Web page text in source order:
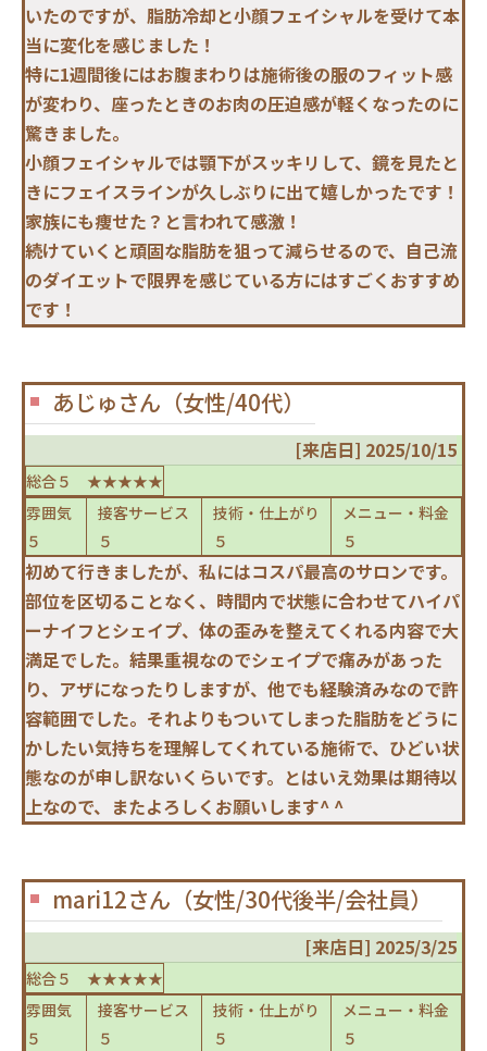
いたのですが、脂肪冷却と小顔フェイシャルを受けて本
当に変化を感じました！
特に1週間後にはお腹まわりは施術後の服のフィット感
が変わり、座ったときのお肉の圧迫感が軽くなったのに
驚きました。
小顔フェイシャルでは顎下がスッキリして、鏡を見たと
きにフェイスラインが久しぶりに出て嬉しかったです！
家族にも痩せた？と言われて感激！
続けていくと頑固な脂肪を狙って減らせるので、自己流
のダイエットで限界を感じている方にはすごくおすすめ
です！
あじゅさん（女性/40代）
[来店日] 2025/10/15
総合５ ★★★★★
雰囲気
５
接客サービス
５
技術・仕上がり
５
メニュー・料金
５
初めて行きましたが、私にはコスパ最高のサロンです。
部位を区切ることなく、時間内で状態に合わせてハイパ
ーナイフとシェイプ、体の歪みを整えてくれる内容で大
満足でした。結果重視なのでシェイプで痛みがあった
り、アザになったりしますが、他でも経験済みなので許
容範囲でした。それよりもついてしまった脂肪をどうに
かしたい気持ちを理解してくれている施術で、ひどい状
態なのが申し訳ないくらいです。とはいえ効果は期待以
上なので、またよろしくお願いします^ ^
mari12さん（女性/30代後半/会社員）
[来店日] 2025/3/25
総合５ ★★★★★
雰囲気
５
接客サービス
５
技術・仕上がり
５
メニュー・料金
５